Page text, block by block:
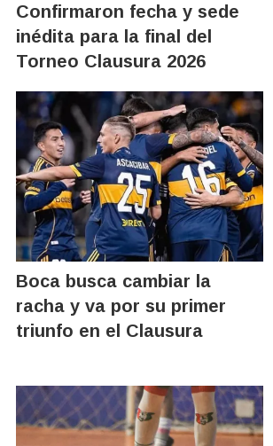
Confirmaron fecha y sede
inédita para la final del
Torneo Clausura 2026
Boca busca cambiar la
racha y va por su primer
triunfo en el Clausura